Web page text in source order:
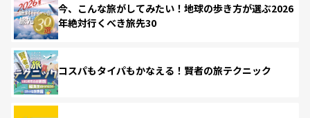
今、こんな旅がしてみたい！地球の歩き方が選ぶ2026
年絶対行くべき旅先30
コスパもタイパもかなえる！賢者の旅テクニック